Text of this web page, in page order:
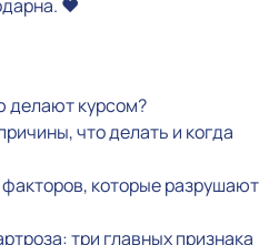
❤️
делают курсом?
что делать и когда
факторов, которые разрушают
три главных признака